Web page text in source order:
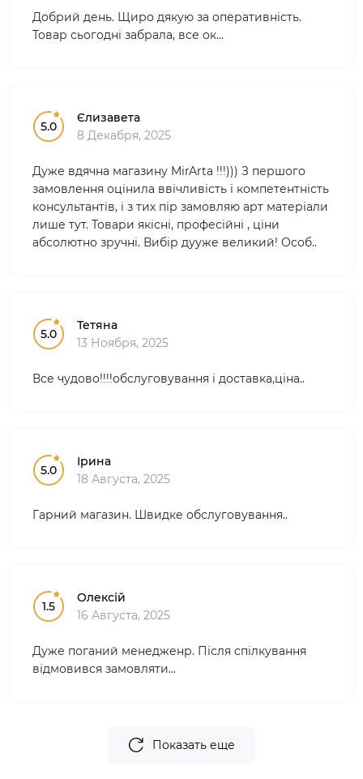
Добрий день. Щиро дякую за оперативність.
Товар сьогодні забрала, все ок...
5.0
Єлизавета
8 Декабря, 2025
Дуже вдячна магазину MirArta !!!))) З першого
замовлення оцінила ввічливість і компетентність
консультантів, і з тих пір замовляю арт матеріали
лише тут. Товари якісні, професійні , ціни
абсолютно зручні. Вибір дууже великий! Особ..
5.0
Тетяна
13 Ноября, 2025
Все чудово!!!!обслуговування і доставка,ціна..
5.0
Ірина
18 Августа, 2025
Гарний магазин. Швидке обслуговування..
1.5
Олексій
16 Августа, 2025
Дуже поганий менедженр. Після спілкування
відмовився замовляти...
Показать еще